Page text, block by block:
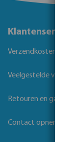
Klantenservice
Verzendkosten
Veelgestelde vragen
Retouren en garantie
Contact opnemen